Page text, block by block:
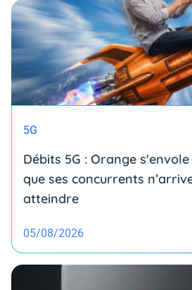
5G
Débits 5G : Orange
que ses concurrents
atteindre
05/08/2026